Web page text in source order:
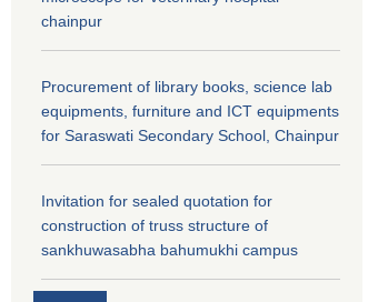
chainpur
Procurement of library books, science lab
equipments, furniture and ICT equipments
for Saraswati Secondary School, Chainpur
Invitation for sealed quotation for
construction of truss structure of
sankhuwasabha bahumukhi campus